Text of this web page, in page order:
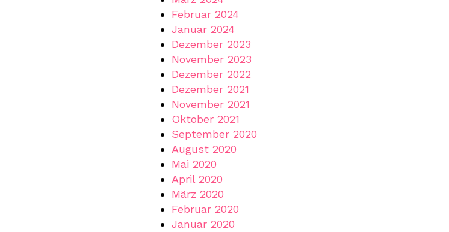
Februar 2024
Januar 2024
Dezember 2023
November 2023
Dezember 2022
Dezember 2021
November 2021
Oktober 2021
September 2020
August 2020
Mai 2020
April 2020
März 2020
Februar 2020
Januar 2020